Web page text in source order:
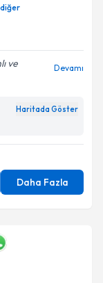
diğer
ve
Devamı
Haritada Göster
Daha Fazla